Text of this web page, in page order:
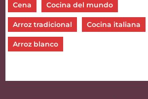
Cena Cocina del mundo
Arroz tradicional Cocina italiana
Arroz blanco